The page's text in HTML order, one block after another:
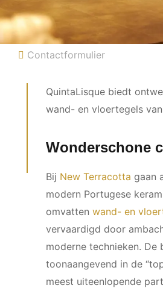
Contactformulier
QuintaLisque biedt
wand- en vloertegels
Wonderschone
Bij New Terracotta gaan
modern Portugese
omvatten wand- en
vervaardigd door
moderne technieken. De
toonaangevend in de
meest uiteenlopende